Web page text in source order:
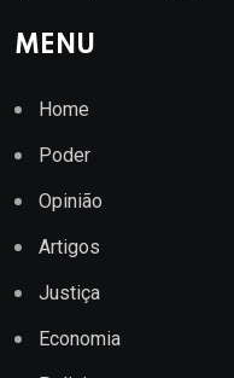
MENU
Home
Poder
Opinião
Artigos
Justiça
Economia